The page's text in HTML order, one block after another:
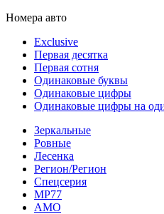
Номера авто
Exclusive
Первая десятка
Первая сотня
Одинаковые буквы
Одинаковые цифры
Одинаковые цифры на
Зеркальные
Ровные
Лесенка
Регион/Регион
Спецсерия
МР77
АМО